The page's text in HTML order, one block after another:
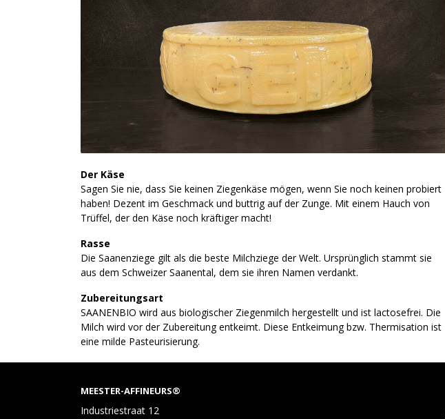
Der Käse
Sagen Sie nie, dass Sie keinen Ziegenkäse mögen, wenn Sie noch keinen probiert
haben! Dezent im Geschmack und buttrig auf der Zunge. Mit einem Hauch von
Trüffel, der den Käse noch kräftiger macht!
Rasse
Die Saanenziege gilt als die beste Milchziege der Welt. Ursprünglich stammt sie
aus dem Schweizer Saanental, dem sie ihren Namen verdankt.
Zubereitungsart
SAANENBIO wird aus biologischer Ziegenmilch hergestellt und ist lactosefrei. Die
Milch wird vor der Zubereitung entkeimt. Diese Entkeimung bzw. Thermisation ist
eine milde Pasteurisierung.
MEESTER-AFFINEURS®
Industriestraat 12